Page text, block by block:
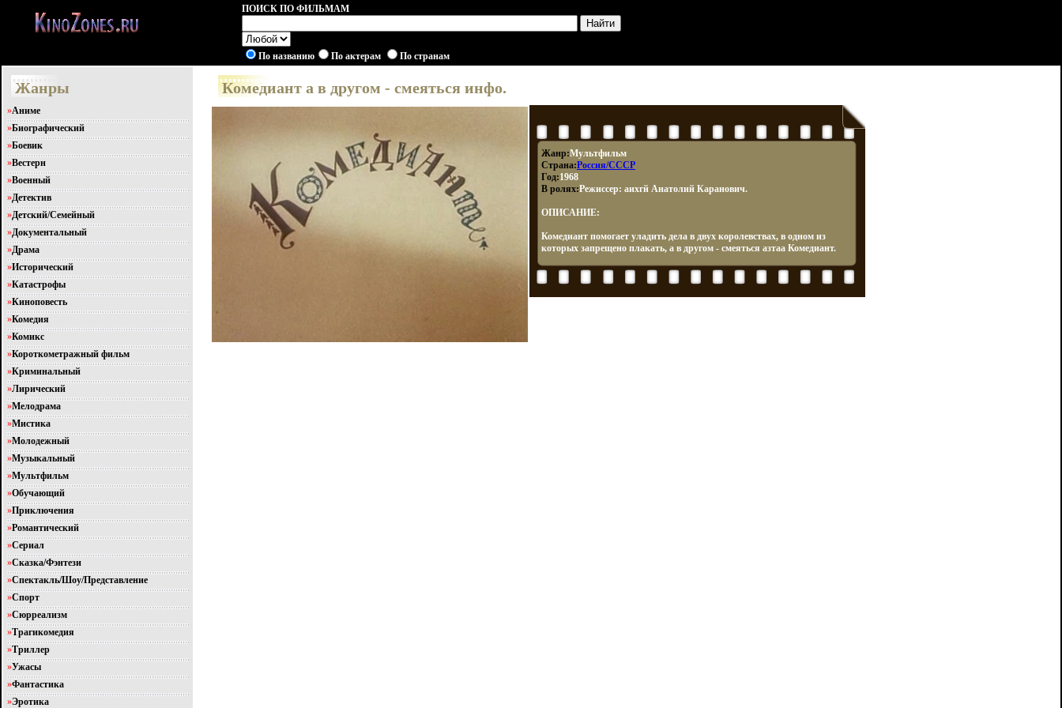
ПОИСК ПО ФИЛЬМАМ
По названию По актерам По странам
Жанры
»Аниме
»Биографический
»Боевик
»Вестерн
»Военный
»Детектив
»Детский/Семейный
»Документальный
»Драма
»Исторический
»Катастрофы
»Киноповесть
»Комедия
»Комикс
»Короткометражный фильм
»Криминальный
»Лирический
»Мелодрама
»Мистика
»Молодежный
»Музыкальный
»Мультфильм
»Обучающий
»Приключения
»Романтический
»Сериал
»Сказка/Фэнтези
»Спектакль/Шоу/Представление
»Спорт
»Сюрреализм
»Трагикомедия
»Триллер
»Ужасы
»Фантастика
»Эротика
Комедиант а в другом - смеяться инфо.
Жанр:Мультфильм
Страна:Россия/СССР
Год:1968
В ролях:Режиссер: аихгй Анатолий Каранович.
ОПИСАНИЕ:
Комедиант помогает уладить дела в двух королевствах, в одном из
которых запрещено плакать, а в другом - смеяться азтаа Комедиант.